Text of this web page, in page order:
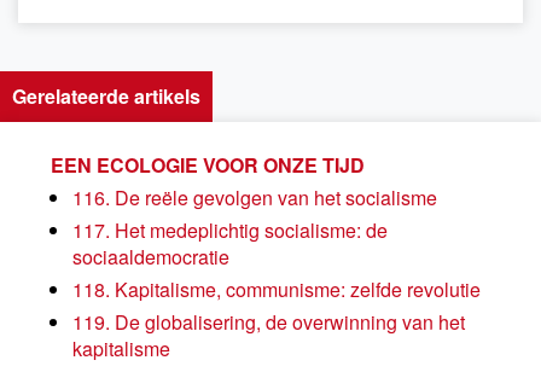
Gerelateerde artikels
EEN ECOLOGIE VOOR ONZE TIJD
116. De reële gevolgen van het socialisme
117. Het medeplichtig socialisme: de
sociaaldemocratie
118. Kapitalisme, communisme: zelfde revolutie
119. De globalisering, de overwinning van het
kapitalisme